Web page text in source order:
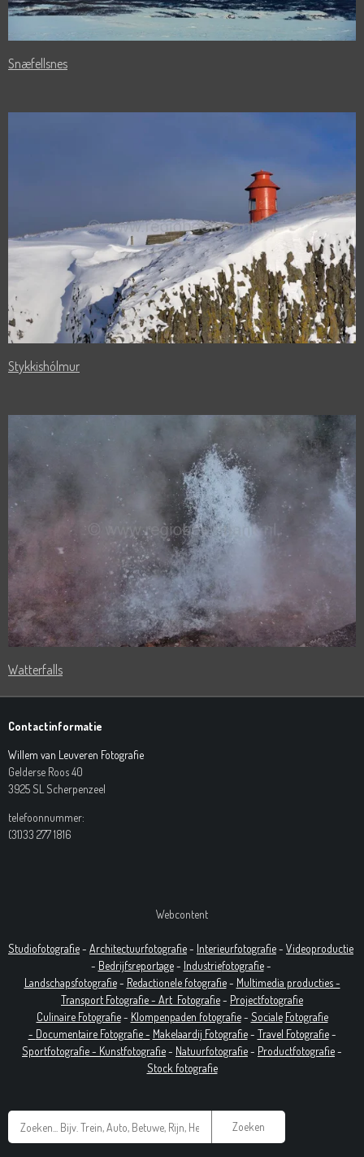
Snæfellsnes
Stykkishólmur
Watterfalls
Contactinformatie
Willem van Leuveren Fotografie
Gelderse Roos 40
3925 SL Scherpenzeel
telefoonnummer:
(31)33 277 1816
Webcontent
Studiofotografie- Architectuurfotografie- Interieurfotografie- Videoproductie
- Bedrijfsreportage- Industriefotografie-
Landschapsfotografie- Redactionele fotografie- Multimedia producties -
Transport Fotografie - Art Fotografie- Projectfotografie
Culinaire Fotografie- Klompenpaden fotografie- Sociale Fotografie
- Documentaire Fotografie- Makelaardij Fotografie- Travel Fotografie-
Sportfotografie - Kunstfotografie- Natuurfotografie- Productfotografie-
Stock fotografie
Zoeken